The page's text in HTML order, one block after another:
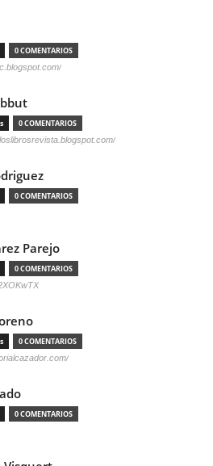
0 COMENTARIOS
0 COMENTARIOS
0 COMENTARIOS
Parejo
0 COMENTARIOS
0 COMENTARIOS
0 COMENTARIOS